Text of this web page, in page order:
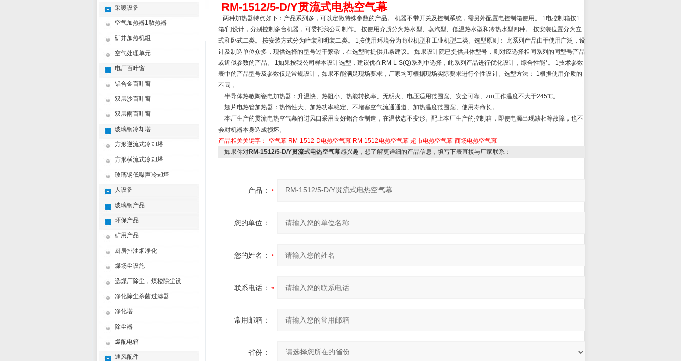
采暖设备
空气加热器1散热器
矿井加热机组
空气处理单元
电厂百叶窗
铝合金百叶窗
双层沙百叶窗
双层雨百叶窗
玻璃钢冷却塔
方形逆流式冷却塔
方形横流式冷却塔
玻璃钢低噪声冷却塔
人设备
玻璃钢产品
环保产品
矿用产品
厨房排油烟净化
煤场尘设施
选煤厂除尘，煤楼除尘设计制造方案
净化除尘杀菌过滤器
净化塔
除尘器
爆配电箱
通风配件
RM-1512/5-D/Y贯流式电热空气幕
两种加热器特点如下：产品系列多，可以定做特殊参数的产品。 机器不带开关及控制系统，需另外配置电控制箱使用。 1电控制箱按1
箱/门设计，分别控制多台机器，可委托我公司制作。 按使用介质分为热水型、蒸汽型、低温热水型和冷热水型四种。 按安装位置分为立
式和卧式二类。
按安装方式分为暗装和明装二类。 1按使用环境分为商业机型和工业机型二类。选型原则： 此系列产品由于使用广泛，设
计及制造单位众多，现供选择的型号过于繁杂，在选型时提供几条建议。 如果设计院已提供具体型号，则对应选择相同系列的同型号产品
或近似参数的产品。 1如果按我公司样本设计选型， 建议优在RM-L-S(Q)系列中选择，此系列产品进行优化设计，综合性能*。 1技术参数
表中的产品型号及参数仅是常规设计，如果不能满足现场要求，厂家均可根据现场实际要求进行个性设计。选型方法： 1根据使用介质的
不同，
半导体热敏陶瓷电加热器：升温快、热阻小、热能转换率、无明火、电压适用范围宽、安全可靠、zui工作温度不大于245℃。
翅片电热管加热器：热惰性大、加热功率稳定、 不堵塞空气流通通道、加热温度范围宽、使用寿命长。
本厂生产的贯流电热空气幕的进风口采用良好铝合金制造，在温状态不变形。配上本厂生产的控制箱，即使电源出现缺相等故障，也不
会对机器本身造成损坏。
产品相关关键字： 空气幕 RM-1512-D电热空气幕 RM-1512电热空气幕 超市电热空气幕 商场电热空气幕
如果你对RM-1512/5-D/Y贯流式电热空气幕感兴趣，想了解更详细的产品信息，填写下表直接与厂家联系：
产品：
您的单位：
您的姓名：
联系电话：
常用邮箱：
省份：